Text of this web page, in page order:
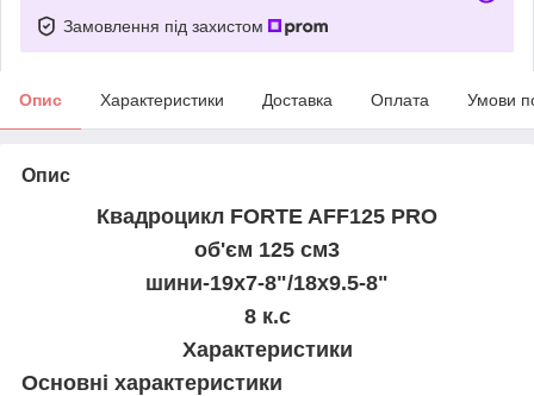
Замовлення під захистом
Опис Характеристики Доставка Оплата Умови
Опис
Квадроцикл FORTE AFF125 PRO
об'єм 125 см3
шини-19х7-8"/18х9.5-8"
8 к.с
Характеристики
Основні характеристики